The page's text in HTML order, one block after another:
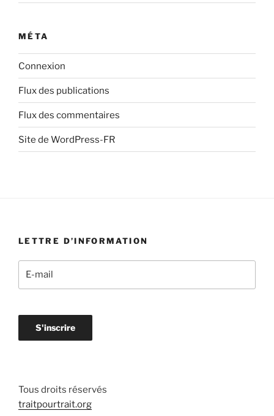
MÉTA
Connexion
Flux des publications
Flux des commentaires
Site de WordPress-FR
LETTRE D’INFORMATION
Tous droits réservés
traitpourtrait.org